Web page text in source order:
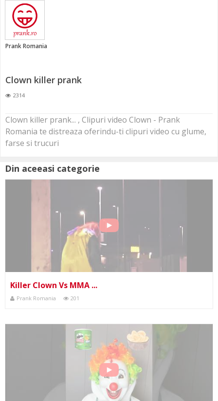
Prank Romania
Clown killer prank
2314
Clown killer prank... , Clipuri video Clown - Prank
Romania te distreaza oferindu-ti clipuri video cu glume,
farse si trucuri
Din aceeasi categorie
Killer Clown Vs MMA ...
Prank Romania 201